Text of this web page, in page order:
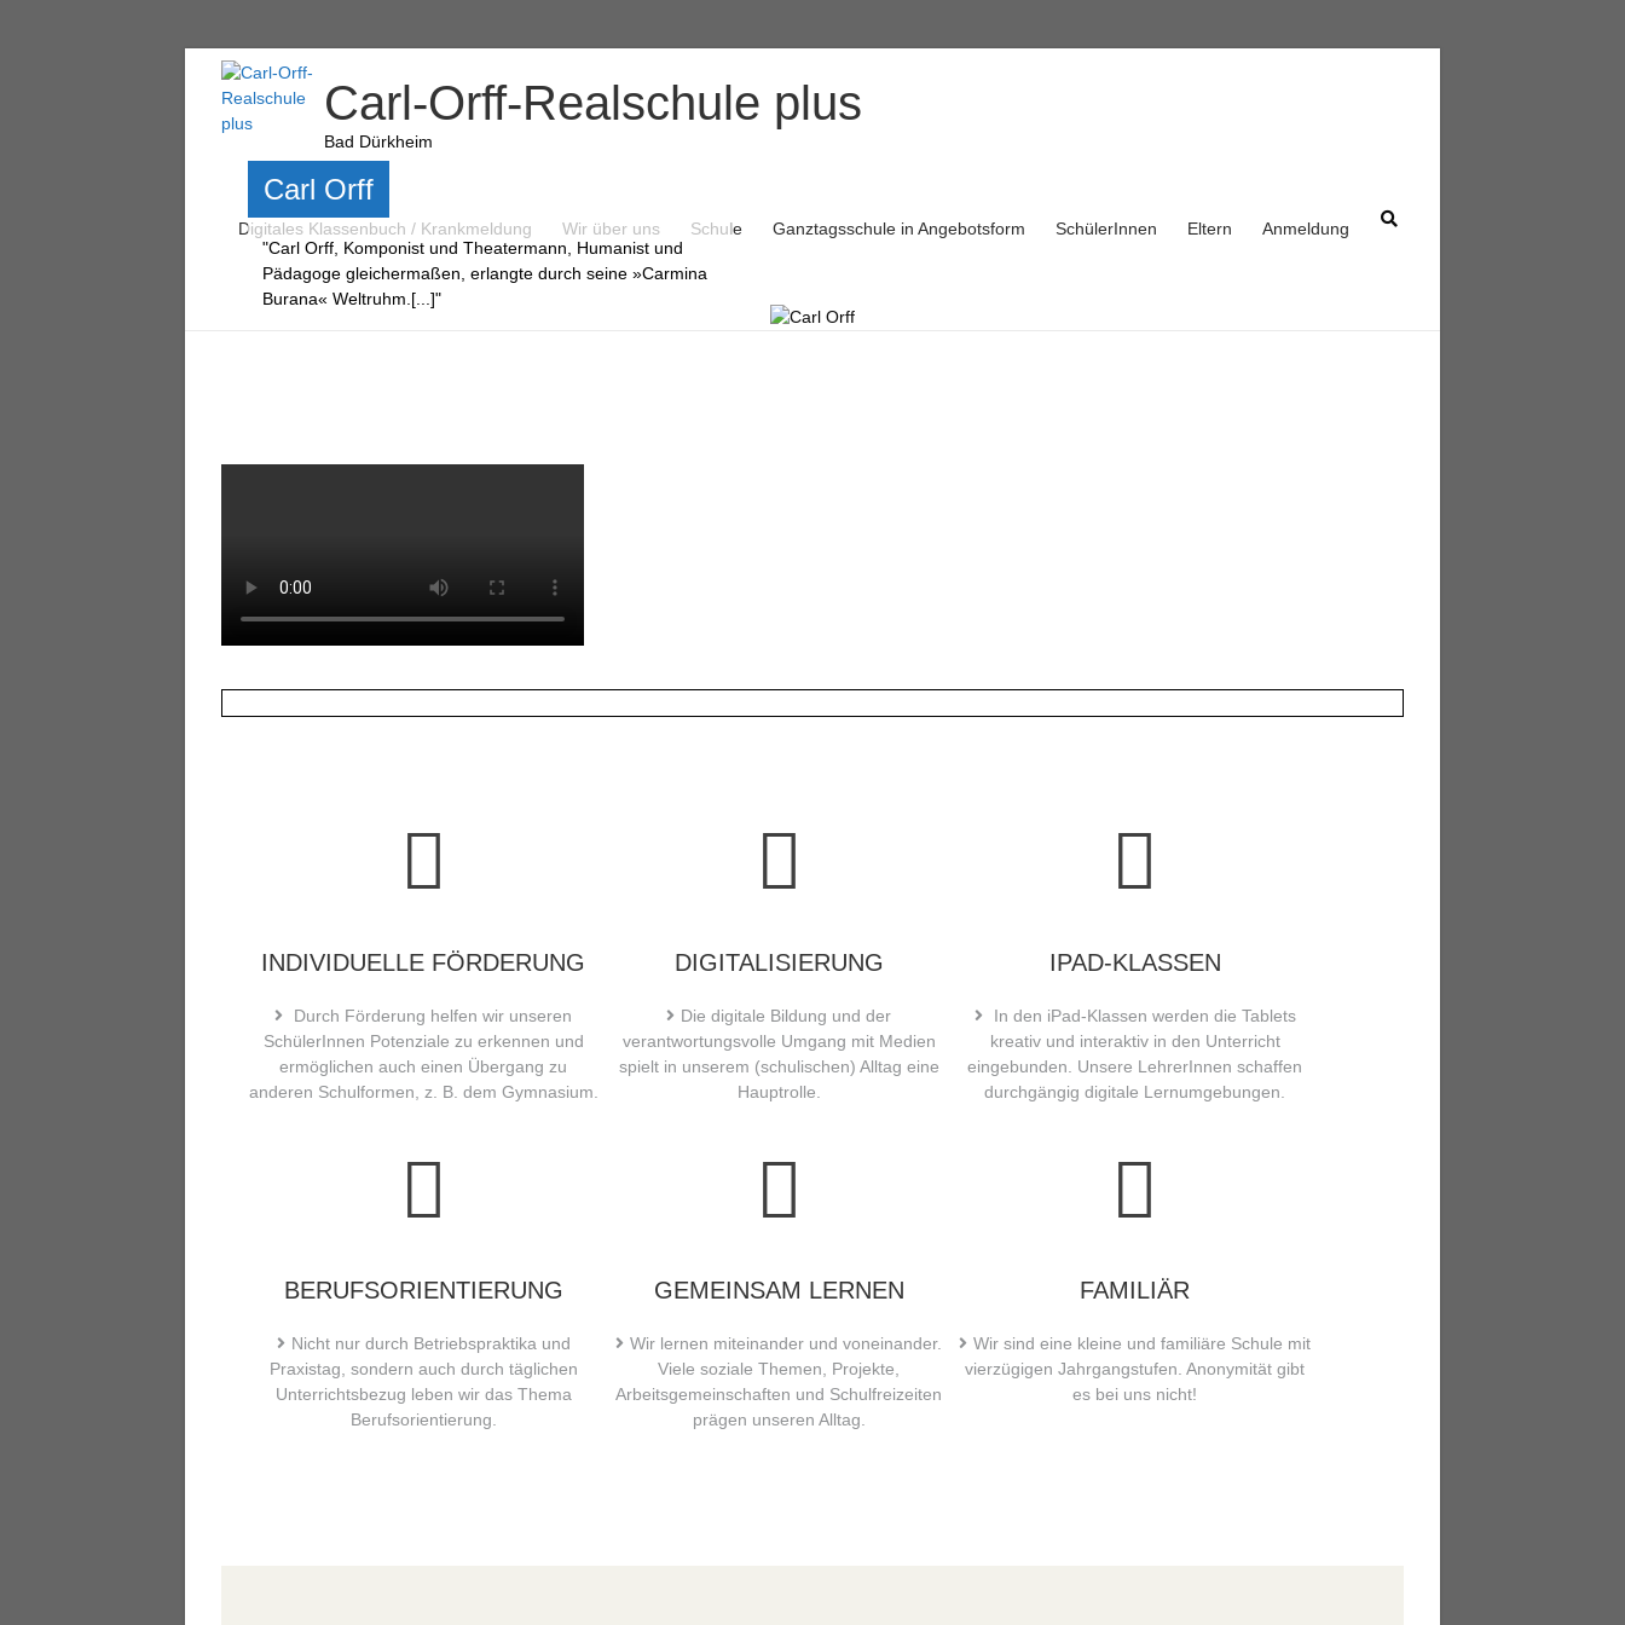
Carl-Orff-Realschule plus
Bad Dürkheim
Digitales Klassenbuch / Krankmeldung Wir über uns Schule Ganztagsschule in Angebotsform SchülerInnen Eltern Anmeldung
Carl Orff
"Carl Orff, Komponist und Theatermann, Humanist und
Pädagoge gleichermaßen, erlangte durch seine »Carmina
Burana« Weltruhm.[...]"
INDIVIDUELLE FÖRDERUNG
Durch Förderung helfen wir unseren
SchülerInnen Potenziale zu erkennen und
ermöglichen auch einen Übergang zu
anderen Schulformen, z. B. dem Gymnasium.
DIGITALISIERUNG
Die digitale Bildung und der
verantwortungsvolle Umgang mit Medien
spielt in unserem (schulischen) Alltag eine
Hauptrolle.
IPAD-KLASSEN
In den iPad-Klassen werden die Tablets
kreativ und interaktiv in den Unterricht
eingebunden. Unsere LehrerInnen schaffen
durchgängig digitale Lernumgebungen.
BERUFSORIENTIERUNG
Nicht nur durch Betriebspraktika und
Praxistag, sondern auch durch täglichen
Unterrichtsbezug leben wir das Thema
Berufsorientierung.
GEMEINSAM LERNEN
Wir lernen miteinander und voneinander.
Viele soziale Themen, Projekte,
Arbeitsgemeinschaften und Schulfreizeiten
prägen unseren Alltag.
FAMILIÄR
Wir sind eine kleine und familiäre Schule mit
vierzügigen Jahrgangstufen. Anonymität gibt
es bei uns nicht!